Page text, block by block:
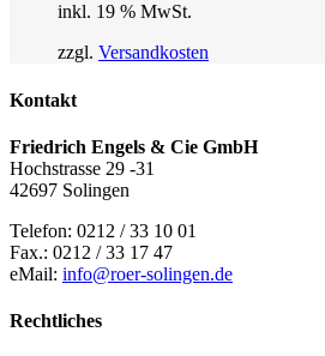
inkl. 19 % MwSt.
zzgl. Versandkosten
Kontakt
Friedrich Engels & Cie GmbH
Hochstrasse 29 -31
42697 Solingen
Telefon: 0212 / 33 10 01
Fax.: 0212 / 33 17 47
eMail: info@roer-solingen.de
Rechtliches